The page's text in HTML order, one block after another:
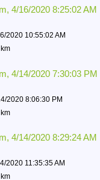
4/16/2020 8:25:02 AM
2020 10:55:02 AM
4/14/2020 7:30:03 PM
2020 8:06:30 PM
4/14/2020 8:29:24 AM
2020 11:35:35 AM